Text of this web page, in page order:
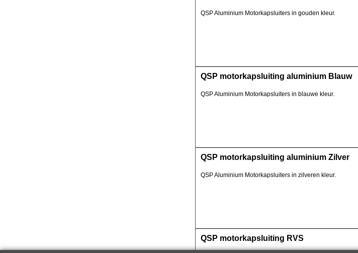
QSP Aluminium Motorkapsluiters in gouden kleur.
QSP motorkapsluiting aluminium Blauw
QSP Aluminium Motorkapsluiters in blauwe kleur.
QSP motorkapsluiting aluminium Zilver
QSP Aluminium Motorkapsluiters in zilveren kleur.
QSP motorkapsluiting RVS